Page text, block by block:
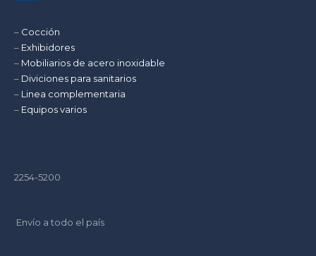
– Cocción
– Exhibidores
– Mobiliarios de acero inoxidable
– Diviciones para sanitarios
– Linea complementaria
– Equipos varios
2254-5200
Envío a todo el país